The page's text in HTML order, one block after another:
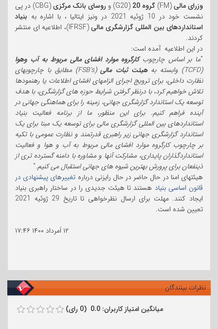
وزرای مالی(FM) گروه 20 (G20) و روسای بانک مرکزی
(CBG) در پی
نشست خود در 10 ژوئیه 2021 در ونیز ایتالیا ، با اشاره به
بنیاد
استانداردهای بین المللی گزارشگری مالی
(IFRSF)، اطلاعیه ای منتشر
کردند.
در این اطلاعیه آمده است:
"ما بر اساس چارچوبکارگروه موارد افشای مالی مربوط به آب وهوا
(TCFD) وابسته به
هیئت ثبات مالی
(FSB’s) مطابق با چارچوبهای
نظارت داخلی، برای ترویج اجرای الزامهای افشای اطلاعات یا رهنمودها
تلاش خواهیم کرد، با درنظر گرفتن شرایط حوزه های گزارشگری، با هدف
توسعه یک استاندارد گزارشگری جهانی، زمینه را برای هماهنگی جهانی در
آینده فراهم کنیم. برای این منظور، ما از برنامه فعالیت بنیاد
استانداردهای بین المللی گزارشگری مالی برای توسعه یک مبنا برای یک
استاندارد گزارشگری جهانی زیر راهبری قدرتمند و نظارت عمومی با تکیه
بر چارچوب کارگروه موارد افشای مالی مربوط به آب و هوا و فعالیت
استانداردگذاران پایداری، مشارکت آنها و مشاوره با دامنه گسترده تری از
ذینفعان برای پرورش بهترین شیوه های جهانی استقبال می کنیم."
هیئتهای امنا در حال حاضر در حال رایزنی درباره تغییرهای پیشنهادی در
قانون اساسی بنیاد هستند تا هیئت جدیدی را در ساختار راهبری بنیاد
ایجاد کنند. مهلت برای ارسال نظرخواهی تا تاریخ 29 ژوئیه 2021
تعیین شده است.
۱۲ اَمرداد ۱۴۰۰
۱۷:۴۶
نظرات بینندگان
میانگین امتیاز کاربران: 0.0 (0 رای)